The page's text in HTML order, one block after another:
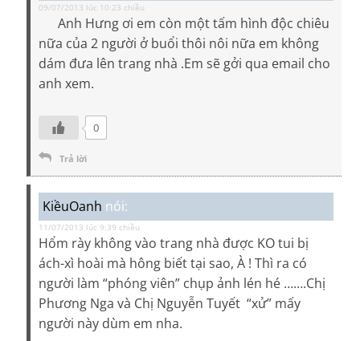
09/07/2013 lúc 10:23 chiều
Anh Hưng ơi em còn một tấm hình độc chiêu
nữa của 2 người ở buổi thôi nôi nữa em không
dám đưa lên trang nhà .Em sẽ gởi qua email cho
anh xem.
0
Trả lời
KiềuOanh nói:
11/07/2013 lúc 9:39 chiều
Hổm rày không vào trang nhà được KO tui bị
ách-xì hoài mà hông biết tại sao, À ! Thì ra có
người làm “phóng viên” chụp ảnh lén hé …….Chị
Phương Nga và Chị Nguyễn Tuyết “xử” mấy
người này dùm em nha.